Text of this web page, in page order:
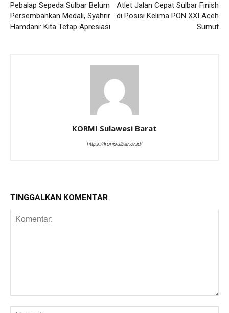
Pebalap Sepeda Sulbar Belum
Persembahkan Medali, Syahrir
Hamdani: Kita Tetap Apresiasi
Atlet Jalan Cepat Sulbar Finish
di Posisi Kelima PON XXI Aceh
Sumut
KORMI Sulawesi Barat
https://konisulbar.or.id/
TINGGALKAN KOMENTAR